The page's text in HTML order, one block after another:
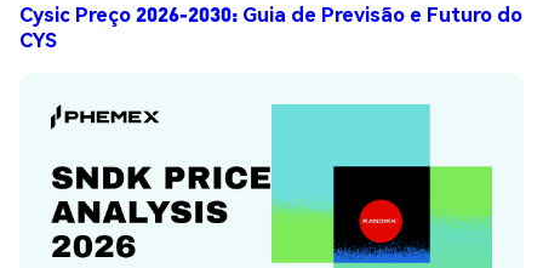
Cysic Preço 2026-2030: Guia de Previsão e Futuro do
CYS